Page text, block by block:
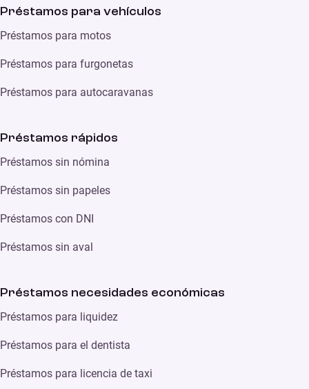
Préstamos para vehículos
Préstamos para motos
Préstamos para furgonetas
Préstamos para autocaravanas
Préstamos rápidos
Préstamos sin nómina
Préstamos sin papeles
Préstamos con DNI
Préstamos sin aval
Préstamos necesidades económicas
Préstamos para liquidez
Préstamos para el dentista
Préstamos para licencia de taxi